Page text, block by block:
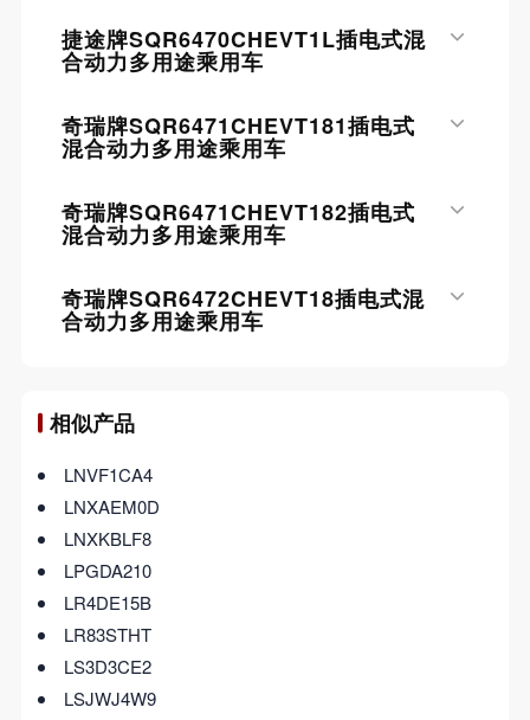
捷途牌SQR6470CHEVT1L插电式混
合动力多用途乘用车
奇瑞牌SQR6471CHEVT181插电式
混合动力多用途乘用车
奇瑞牌SQR6471CHEVT182插电式
混合动力多用途乘用车
奇瑞牌SQR6472CHEVT18插电式混
合动力多用途乘用车
相似产品
LNVF1CA4
LNXAEM0D
LNXKBLF8
LPGDA210
LR4DE15B
LR83STHT
LS3D3CE2
LSJWJ4W9